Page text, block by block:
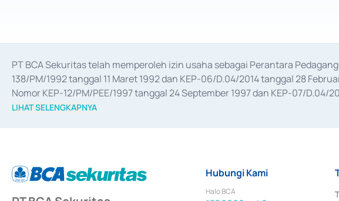
PT BCA Sekuritas telah memperoleh izin usaha sebagai Perantara
138/PM/1992 tanggal 11 Maret 1992 dan KEP-06/D.04/2014 tanggal 28
Nomor KEP-12/PM/PEE/1997 tanggal 24 September 1997 dan KEP-07/
merger, akuisisi, divestasi, dan
LIHAT SELENGKAPNYA
Hubungi Kami
Halo BCA